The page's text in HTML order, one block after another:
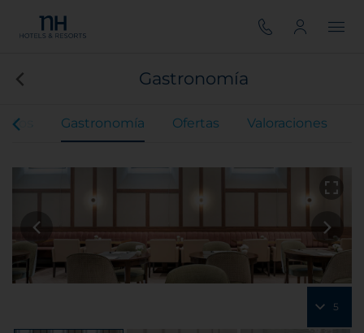
Gastronomía
Gastronomía Ofertas Valoraciones
5